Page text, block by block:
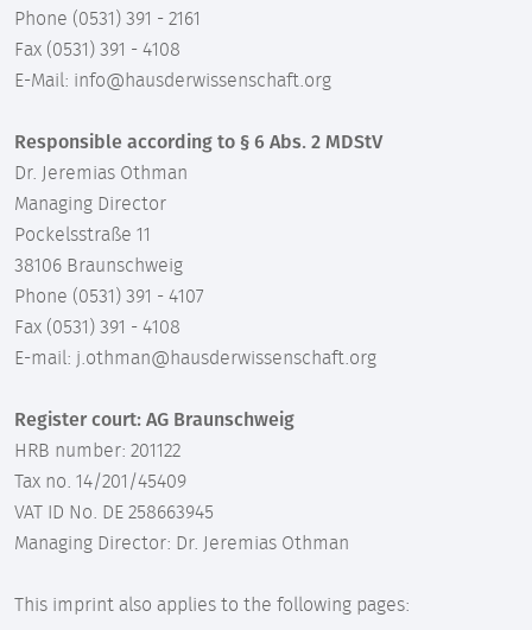
Phone (0531) 391 - 2161
Fax (0531) 391 - 4108
E-Mail: info@hausderwissenschaft.org
Responsible according to § 6 Abs. 2 MDStV
Dr. Jeremias Othman
Managing Director
Pockelsstraße 11
38106 Braunschweig
Phone (0531) 391 - 4107
Fax (0531) 391 - 4108
E-mail: j.othman@hausderwissenschaft.org
Register court: AG Braunschweig
HRB number: 201122
Tax no. 14/201/45409
VAT ID No. DE 258663945
Managing Director: Dr. Jeremias Othman
This imprint also applies to the following pages: